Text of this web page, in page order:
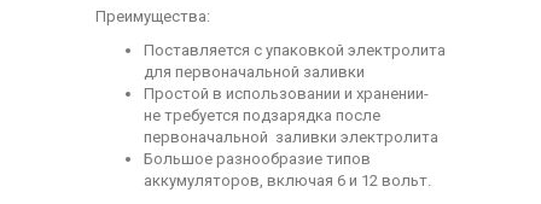
Преимущества:
Поставляется с упаковкой электролита
для первоначальной заливки
Простой в использовании и хранении-
не требуется подзарядка после
первоначальной заливки электролита
Большое разнообразие типов
аккумуляторов, включая 6 и 12 вольт.